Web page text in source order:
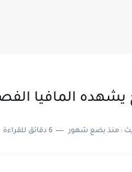
المافيا الفصل السابع
: منذ بضع شهور 6 دقائق للقراءة